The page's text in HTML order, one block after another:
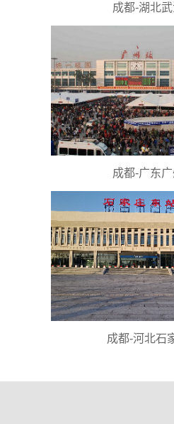
成都-湖北
成都-广东广
成都-河北石